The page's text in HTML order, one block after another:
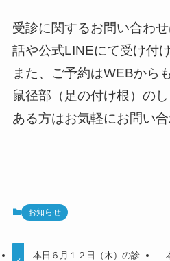
受診に関するお問い合わ
話や公式LINEにて受け付
また、ご予約はWEBから
鼠径部（足の付け根）の
ある方はお気軽にお問い合
お知らせ
本日６月１２日（木）の診